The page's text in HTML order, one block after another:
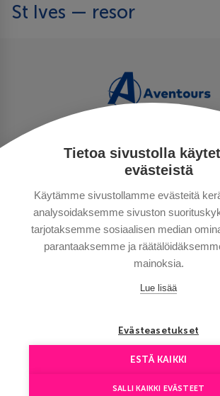
Tietoa sivustolla
evästeistä
Käytämme sivustollamme evästeitä
analysoidaksemme sivuston
tarjotaksemme sosiaalisen median
parantaaksemme ja
mainoksia.
Lue lisää
Evästeasetukset
ESTÄ KAIKKI
SALLI KAIKKI EVÄSTEET
St Ives — resor
PERSONUPPGIFTSPOLICY
BETALNINGSVILLKOR
RESEVILLKOR
BRA ATT VETA
KONTAKTA OSS
Copyright © Aventours 2026